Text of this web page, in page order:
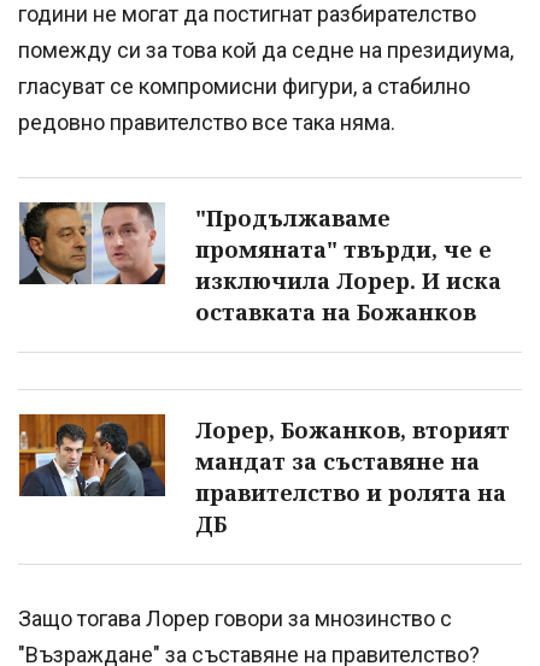
години не могат да постигнат разбирателство
помежду си за това кой да седне на президиума,
гласуват се компромисни фигури, а стабилно
редовно правителство все така няма.
"Продължаваме
промяната" твърди, че е
изключила Лорер. И иска
оставката на Божанков
Лорер, Божанков, вторият
мандат за съставяне на
правителство и ролята на
ДБ
Защо тогава Лорер говори за мнозинство с
"Възраждане" за съставяне на правителство?